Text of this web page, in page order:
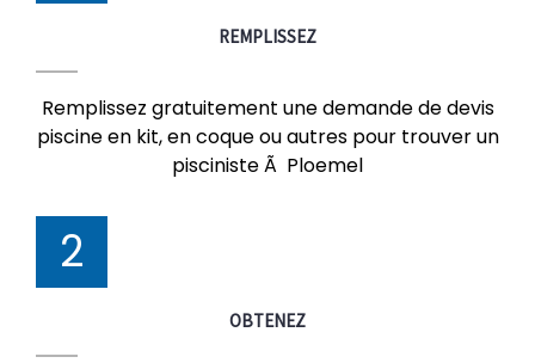
REMPLISSEZ
Remplissez gratuitement une demande de devis
piscine en kit, en coque ou autres pour trouver un
pisciniste Ã Ploemel
2
OBTENEZ